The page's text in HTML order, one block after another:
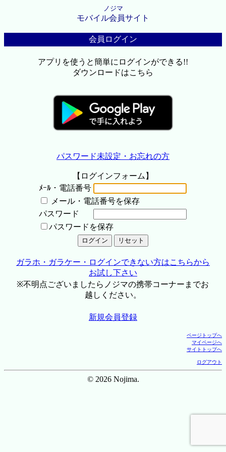
ノジマ
モバイル会員サイト
会員ログイン
アプリを使うと簡単にログインができる!!
ダウンロードはこちら
パスワード未設定・お忘れの方
【ログインフォーム】
ﾒｰﾙ・電話番号
メール・電話番号を保存
パスワード
パスワードを保存
ガラホ・ガラケー・ログインできない方はこちらから
お試し下さい
※不明点ございましたらノジマの携帯コーナーまでお
越しください。
新規会員登録
ページトップへ
マイページへ
サイトトップへ
ログアウト
© 2026 Nojima.